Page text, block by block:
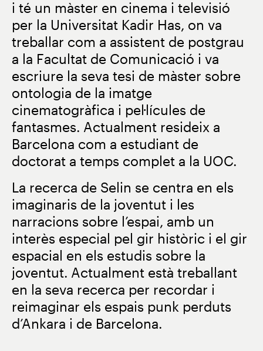
i té un màster en cinema i televisió
per la Universitat Kadir Has, on va
treballar com a assistent de postgrau
a la Facultat de Comunicació i va
escriure la seva tesi de màster sobre
ontologia de la imatge
cinematogràfica i pel·lícules de
fantasmes. Actualment resideix a
Barcelona com a estudiant de
doctorat a temps complet a la UOC.
La recerca de Selin se centra en els
imaginaris de la joventut i les
narracions sobre l’espai, amb un
interès especial pel gir històric i el gir
espacial en els estudis sobre la
joventut. Actualment està treballant
en la seva recerca per recordar i
reimaginar els espais punk perduts
d’Ankara i de Barcelona.